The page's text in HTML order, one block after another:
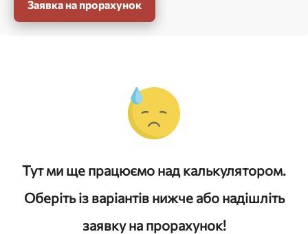
Заявка на прорахунок
Тут ми ще працюємо над калькулятором.
Оберіть із варіантів нижче або надішліть
заявку на прорахунок!